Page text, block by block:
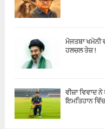
ਮੋਜਤਬਾ ਖਮੇਨੀ
ਹਲਚਲ ਤੇਜ਼ !
ਵੀਜ਼ਾ ਵਿਵਾਦ
ਇਮਤਿਹਾਨ ਵਿੱਚ